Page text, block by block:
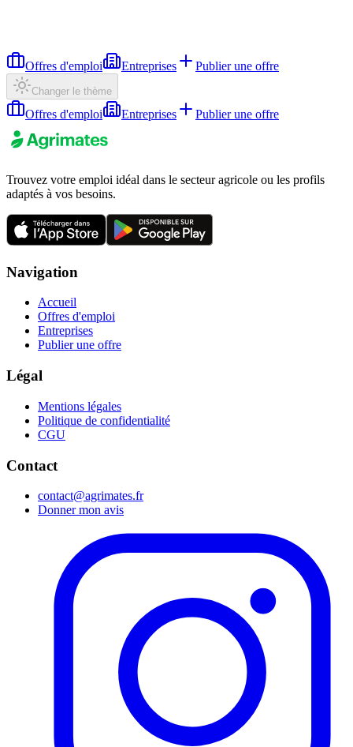
Offres d'emploi Entreprises Publier une offre
Changer le thème
Offres d'emploi Entreprises Publier une offre
Trouvez votre emploi idéal dans le secteur agricole ou les profils
adaptés à vos besoins.
Navigation
Accueil
Offres d'emploi
Entreprises
Publier une offre
Légal
Mentions légales
Politique de confidentialité
CGU
Contact
contact@agrimates.fr
Donner mon avis